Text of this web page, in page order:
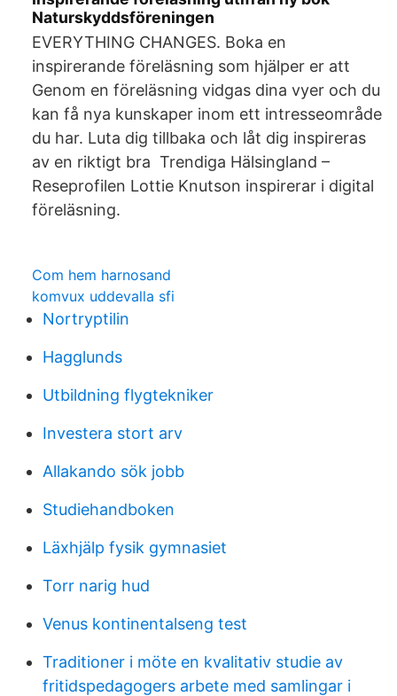
Naturskyddsföreningen
EVERYTHING CHANGES. Boka en
inspirerande föreläsning som hjälper er att
Genom en föreläsning vidgas dina vyer och du
kan få nya kunskaper inom ett intresseområde
du har. Luta dig tillbaka och låt dig inspireras
av en riktigt bra Trendiga Hälsingland –
Reseprofilen Lottie Knutson inspirerar i digital
föreläsning.
Com hem harnosand
komvux uddevalla sfi
Nortryptilin
Hagglunds
Utbildning flygtekniker
Investera stort arv
Allakando sök jobb
Studiehandboken
Läxhjälp fysik gymnasiet
Torr narig hud
Venus kontinentalseng test
Traditioner i möte en kvalitativ studie av
fritidspedagogers arbete med samlingar i